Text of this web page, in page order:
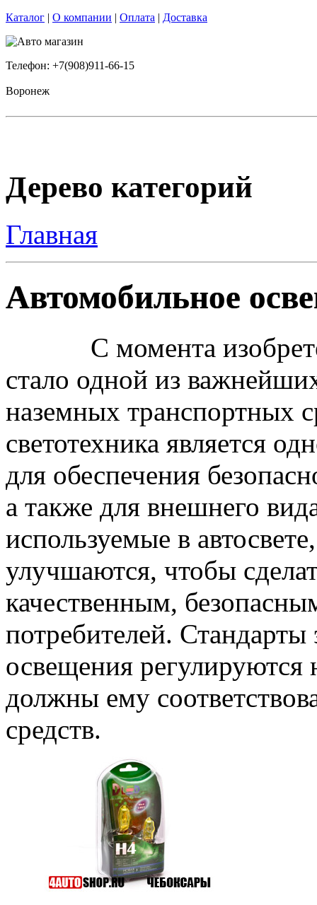
Каталог | О компании | Оплата | Доставка
Телефон: +7(908)911-66-15
Воронеж
Дерево категорий
Главная
Автомобильное
С момента
стало одной из
наземных транспортных
светотехника является
для обеспечения
а также для внешнего
используемые в
улучшаются, чтобы
качественным,
потребителей. Стандарты
освещения регулируются
должны ему
средств.